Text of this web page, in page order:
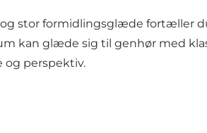
stor formidlingsglæde fortæller
kan glæde sig til genhør med
og perspektiv.